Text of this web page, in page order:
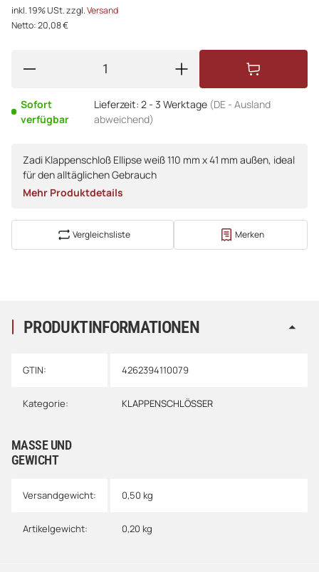
inkl. 19% USt. zzgl.Versand
Netto: 20,08 €
Sofort
verfügbar
Lieferzeit: 2 - 3 Werktage (DE - Ausland
abweichend)
Zadi Klappenschloß Ellipse weiß 110 mm x 41 mm außen, ideal
für den alltäglichen Gebrauch
Mehr Produktdetails
Vergleichsliste Merken
PRODUKTINFORMATIONEN
GTIN: 4262394110079
Kategorie: KLAPPENSCHLÖSSER
MASSE UND G
EWICHT
Versandgewicht: 0,50 kg
Artikelgewicht: 0,20 kg